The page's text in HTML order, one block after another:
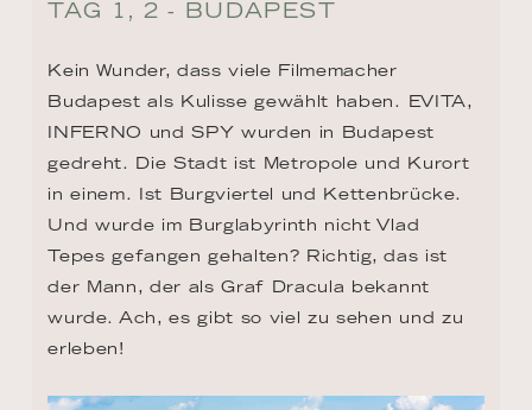
TAG 1, 2 - BUDAPEST
Kein Wunder, dass viele Filmemacher
Budapest als Kulisse gewählt haben. EVITA,
INFERNO und SPY wurden in Budapest
gedreht. Die Stadt ist Metropole und Kurort
in einem. Ist Burgviertel und Kettenbrücke.
Und wurde im Burglabyrinth nicht Vlad
Tepes gefangen gehalten? Richtig, das ist
der Mann, der als Graf Dracula bekannt
wurde. Ach, es gibt so viel zu sehen und zu
erleben!